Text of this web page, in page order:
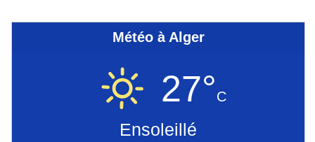
Météo à Alger
27°C
Ensoleillé